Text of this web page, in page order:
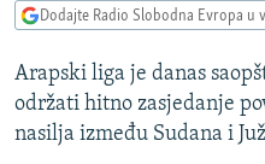
na
VIDEO
FOTOGALERIJE
INFOGRAFIKE
PODCASTI
RAT U UKRAJINI
KINA NA BALKANU
Dodajte Radio Slobodna Evropa u
Arapski liga je danas
održati hitno zasjedanje
nasilja između Sudana i